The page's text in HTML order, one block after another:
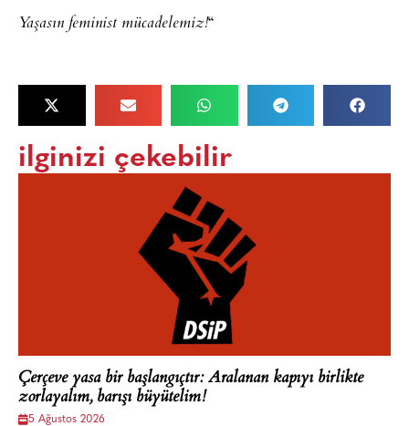
Yaşasın feminist mücadelemiz!“
ilginizi çekebilir
Çerçeve yasa bir başlangıçtır: Aralanan kapıyı birlikte
zorlayalım, barışı büyütelim!
5 Ağustos 2026